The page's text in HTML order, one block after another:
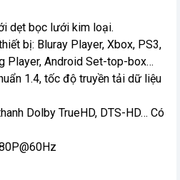
dẹt bọc lưới kim loại.
bị: Bluray Player, Xbox, PS3,
Player, Android Set-top-box…
1.4, tốc độ truyền tải dữ liệu
Dolby TrueHD, DTS-HD… Có